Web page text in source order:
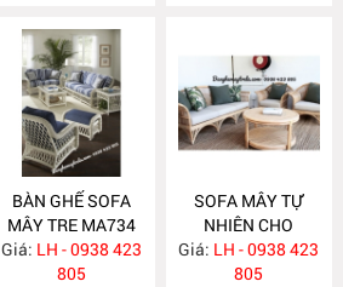
BÀN GHẾ SOFA
MÂY TRE MA734
Giá: LH - 0938 423
805
SOFA MÂY TỰ
NHIÊN CHO
PHÒNG KHÁCH
MA733
Giá: LH - 0938 423
805